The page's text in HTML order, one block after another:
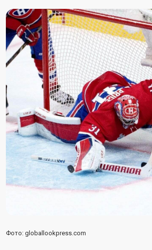
Фото: globallookpress.com